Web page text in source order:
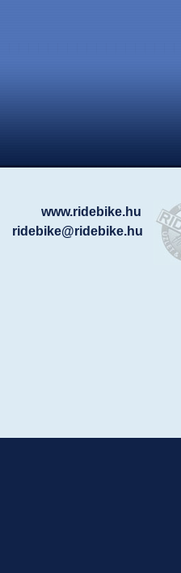
www.ridebike.hu
ridebike@ridebike.hu